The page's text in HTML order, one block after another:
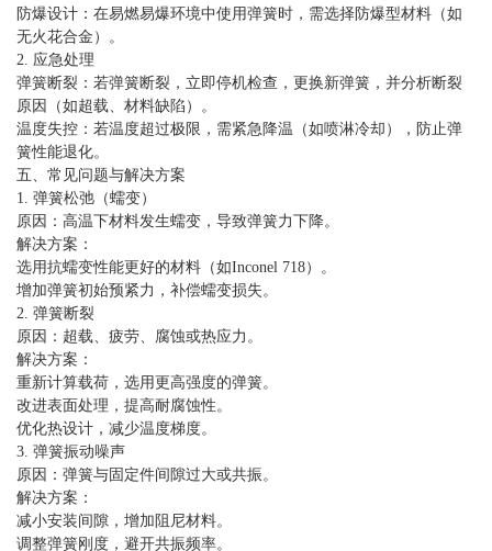
防爆设计：在易燃易爆环境中使用弹簧时，需选择防爆型材料（如
无火花合金）。
2. 应急处理
弹簧断裂：若弹簧断裂，立即停机检查，更换新弹簧，并分析断裂
原因（如超载、材料缺陷）。
温度失控：若温度超过极限，需紧急降温（如喷淋冷却），防止弹
簧性能退化。
五、常见问题与解决方案
1. 弹簧松弛（蠕变）
原因：高温下材料发生蠕变，导致弹簧力下降。
解决方案：
选用抗蠕变性能更好的材料（如Inconel 718）。
增加弹簧初始预紧力，补偿蠕变损失。
2. 弹簧断裂
原因：超载、疲劳、腐蚀或热应力。
解决方案：
重新计算载荷，选用更高强度的弹簧。
改进表面处理，提高耐腐蚀性。
优化热设计，减少温度梯度。
3. 弹簧振动噪声
原因：弹簧与固定件间隙过大或共振。
解决方案：
减小安装间隙，增加阻尼材料。
调整弹簧刚度，避开共振频率。